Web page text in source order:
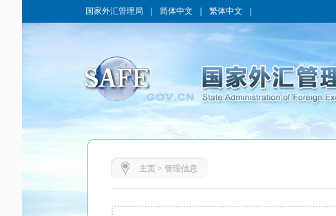
国家外汇管理局 简体中文 繁体中文
主页> 管理信息